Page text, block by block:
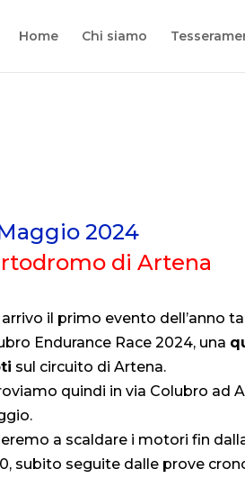
Home Chi siamo
Maggio 2024
di Artena
arrivo il primo evento dell’anno
Endurance Race 2024, una
sul circuito di Artena.
quindi in via Colubro ad
a scaldare i motori fin
subito seguite dalle prove